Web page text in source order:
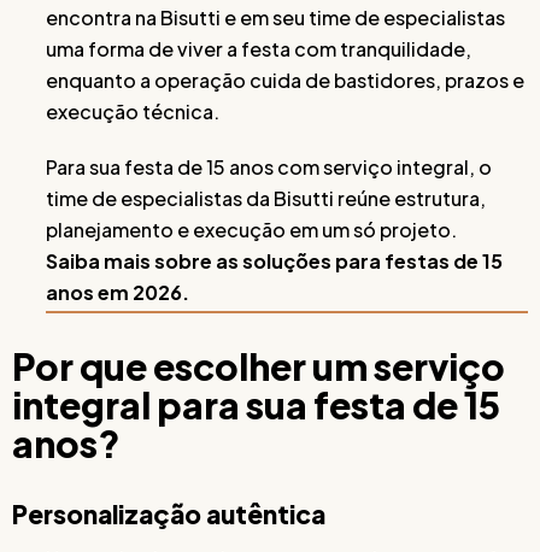
encontra na Bisutti e em seu time de especialistas
uma forma de viver a festa com tranquilidade,
enquanto a operação cuida de bastidores, prazos e
execução técnica.
Para sua festa de 15 anos com serviço integral, o
time de especialistas da Bisutti reúne estrutura,
planejamento e execução em um só projeto.
Saiba mais sobre as soluções para festas de 15
anos em 2026.
Por que escolher um serviço
integral para sua festa de 15
anos?
Personalização autêntica